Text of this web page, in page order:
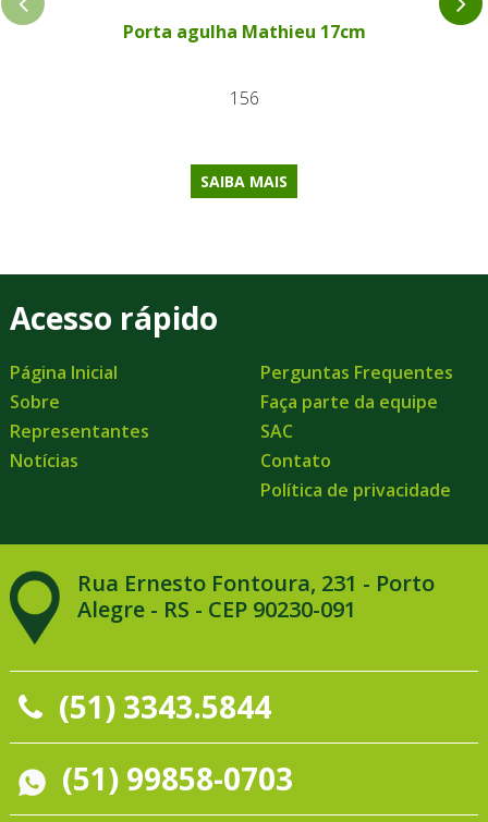
Porta agulha Mathieu 17cm
156
SAIBA MAIS
Acesso rápido
Página Inicial
Sobre
Representantes
Notícias
Perguntas Frequentes
Faça parte da equipe
SAC
Contato
Política de privacidade
Rua Ernesto Fontoura, 231 - Porto
Alegre - RS - CEP 90230-091
(51) 3343.5844
(51) 99858-0703